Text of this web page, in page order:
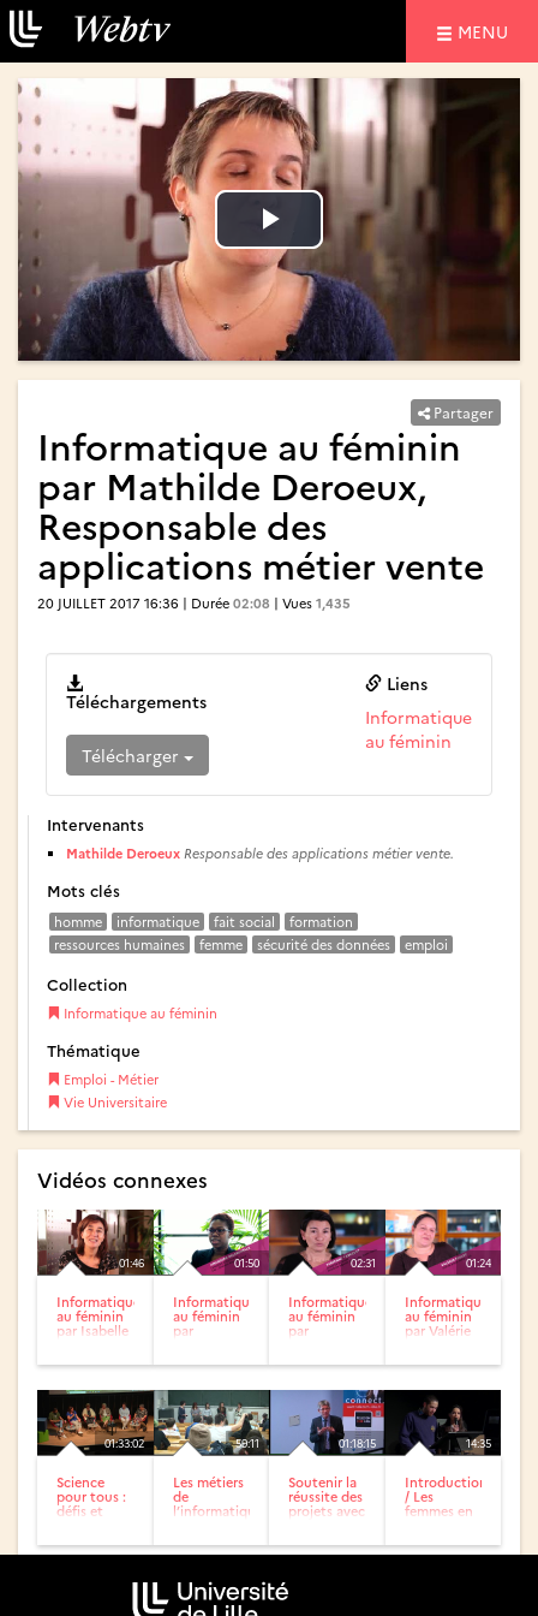
MENU
Lire
la
vidéo
Lire
la
vidéo
Partager
Informatique au féminin
par Mathilde Deroeux,
Responsable des
applications métier vente
20 JUILLET 2017 16:36 | Durée 02:08 | Vues 1,435
Téléchargements
Télécharger
Liens
Informatique
au féminin
Intervenants
Mathilde Deroeux Responsable des applications métier vente.
Mots clés
homme informatique fait social
formation
ressources humaines
femme sécurité des données emploi
Collection
Informatique au féminin
Thématique
Emploi - Métier
Vie Universitaire
Vidéos connexes
01:46
Informatique
au féminin
par Isabelle
de...
01:50
Informatique
au féminin
par
02:31
Informatique
au féminin
par
01:24
Informatique
au féminin
par Valérie
01:33:02
Science
pour tous :
défis et
femmes...
59:11
Les métiers
de
l’informatique,
01:18:15
Soutenir la
réussite des
projets avec
14:35
Introduction
/ Les
femmes en